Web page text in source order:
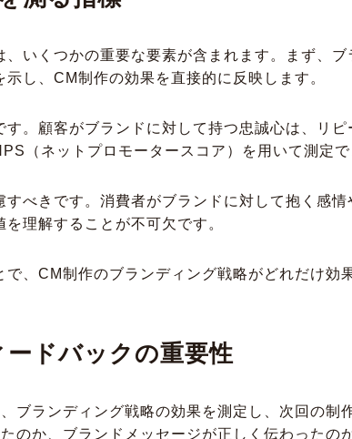
いくつかの重要な要素が含まれます。まず、
し、CM制作の効果を直接的に反映します。
。顧客がブランドに対して持つ忠誠心は、リ
（ネットプロモータースコア）を用いて測定で
べきです。消費者がブランドに対して抱く感
理解することが不可欠です。
、CM制作のブランディング戦略がどれだけ効
ドバックの重要性
ブランディング戦略の効果を測定し、次回の制
のか、ブランドメッセージが正しく伝わったの